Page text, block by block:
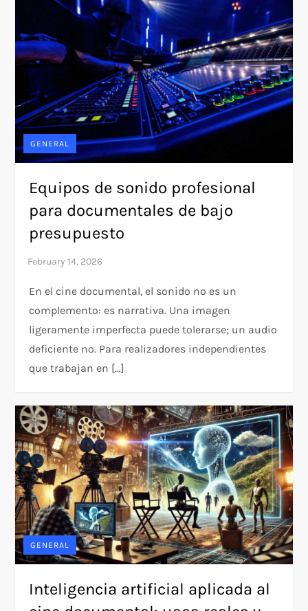
GENERAL
Equipos de sonido profesional
para documentales de bajo
presupuesto
En el cine documental, el sonido no es un
complemento: es narrativa. Una imagen
ligeramente imperfecta puede tolerarse; un audio
deficiente no. Para realizadores independientes
que trabajan en […]
GENERAL
Inteligencia artificial aplicada al